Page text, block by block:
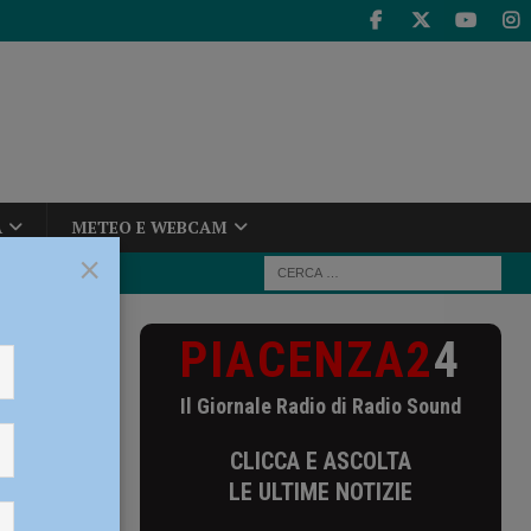
METEO E WEBCAM
alla
PIACENZA24
Il Giornale Radio di Radio Sound
CLICCA E ASCOLTA
LE ULTIME NOTIZIE
×